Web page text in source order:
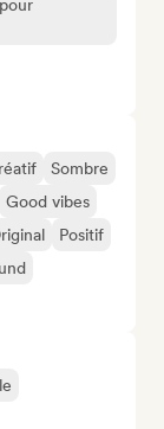
Sombre
Good vibes
Positif